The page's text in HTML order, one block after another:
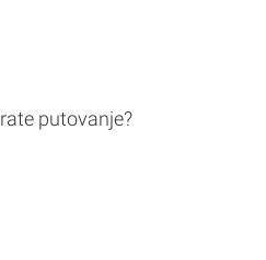
putovanje?